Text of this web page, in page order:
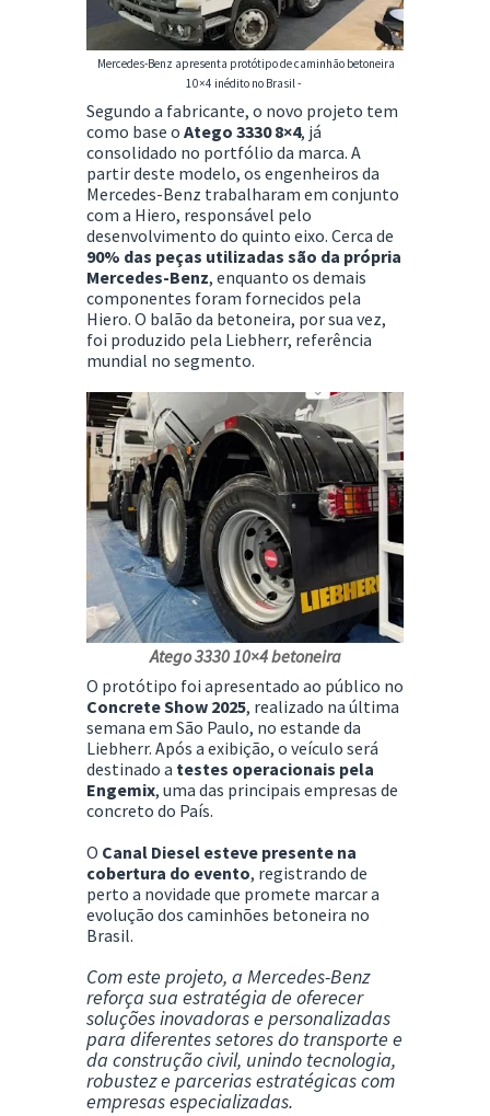
Mercedes-Benz apresenta protótipo de caminhão betoneira
10×4 inédito no Brasil -
Segundo a fabricante, o novo projeto tem
como base o Atego 3330 8×4, já
consolidado no portfólio da marca. A
partir deste modelo, os engenheiros da
Mercedes-Benz trabalharam em conjunto
com a Hiero, responsável pelo
desenvolvimento do quinto eixo. Cerca de
90% das peças utilizadas são da própria
Mercedes-Benz, enquanto os demais
componentes foram fornecidos pela
Hiero. O balão da betoneira, por sua vez,
foi produzido pela Liebherr, referência
mundial no segmento.
Atego 3330 10×4 betoneira
O protótipo foi apresentado ao público no
Concrete Show 2025, realizado na última
semana em São Paulo, no estande da
Liebherr. Após a exibição, o veículo será
destinado a testes operacionais pela
Engemix, uma das principais empresas de
concreto do País.
O Canal Diesel esteve presente na
cobertura do evento, registrando de
perto a novidade que promete marcar a
evolução dos caminhões betoneira no
Brasil.
Com este projeto, a Mercedes-Benz
reforça sua estratégia de oferecer
soluções inovadoras e personalizadas
para diferentes setores do transporte e
da construção civil, unindo tecnologia,
robustez e parcerias estratégicas com
empresas especializadas.